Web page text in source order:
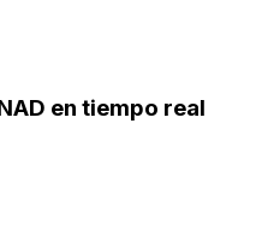
en tiempo real